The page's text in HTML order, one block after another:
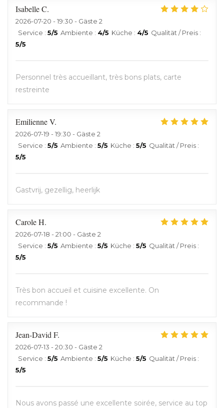
IsabelleC
2026-07-20 - 19:30 - Gäste 2
Service : 5/5 Ambiente : 4/5 Küche : 4/5 Qualität / Preis :
5/5
Personnel très accueillant, très bons plats, carte
restreinte
EmilienneV
2026-07-19 - 19:30 - Gäste 2
Service : 5/5 Ambiente : 5/5 Küche : 5/5 Qualität / Preis :
5/5
Gastvrij, gezellig, heerlijk
CaroleH
2026-07-18 - 21:00 - Gäste 2
Service : 5/5 Ambiente : 5/5 Küche : 5/5 Qualität / Preis :
5/5
Très bon accueil et cuisine excellente. On
recommande !
Jean-David F
2026-07-13 - 20:30 - Gäste 2
Service : 5/5 Ambiente : 5/5 Küche : 5/5 Qualität / Preis :
5/5
Nous avons passé une excellente soirée, service au top